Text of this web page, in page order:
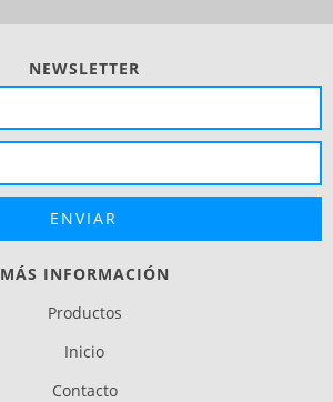
NEWSLETTER
MÁS INFORMACIÓN
Productos
Inicio
Contacto